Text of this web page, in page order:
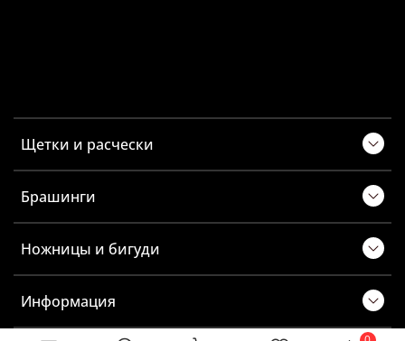
Щетки и расчески
Брашинги
Ножницы и бигуди
Информация